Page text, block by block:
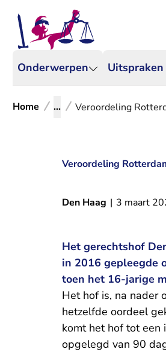
Onderwerpen
Home ... Veroordeling
Veroordeling
Den Haag | 3 maart
Het gerechtshof
in 2016 gepleegde
toen het 16-jarige
Het hof is, na nader
hetzelfde oordeel
komt het hof tot een
opgelegd van 90